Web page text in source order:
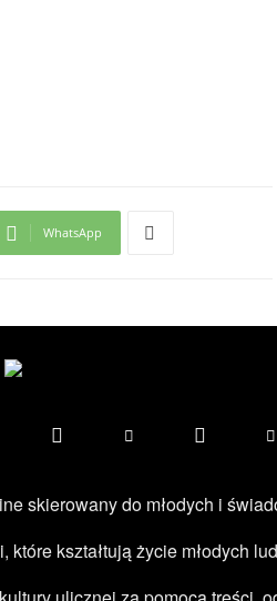
WhatsApp
skierowany do młodych i
kształtują życie młodych